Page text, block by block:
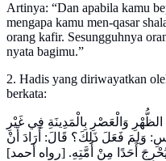
Artinya: “Dan apabila kamu
mengapa kamu men-qasar
orang kafir. Sesungguhnya
nyata bagimu.”
2. Hadis yang diriwayatkan
berkata:
وَالْعَصْرِ بِالْمَدِينَةِ فِي غَيْرِ
وَلِمَ فَعَلَ ذَلِكَ؟ قَالَ: أَرَادَ أَنْ
يُحْرِجَ أَحَدًا مِنْ أُمَّتِهِ. [رواه أحمد]